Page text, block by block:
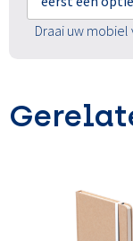
Draai uw